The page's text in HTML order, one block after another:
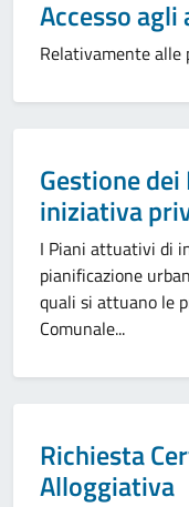
Accesso
Relativamente alle
Categoria:
Gestione
iniziativa
I Piani attuativi di
pianificazione
quali si attuano le
Comunale...
Categoria:
Richiesta
Alloggiativa